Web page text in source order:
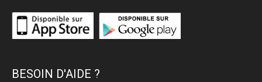
BESOIN D'AIDE ?